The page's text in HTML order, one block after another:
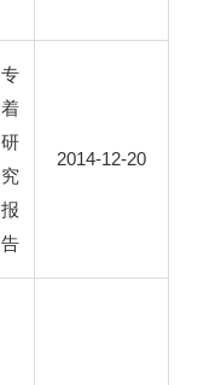
专
着
研
究
报
告
2014-12-20